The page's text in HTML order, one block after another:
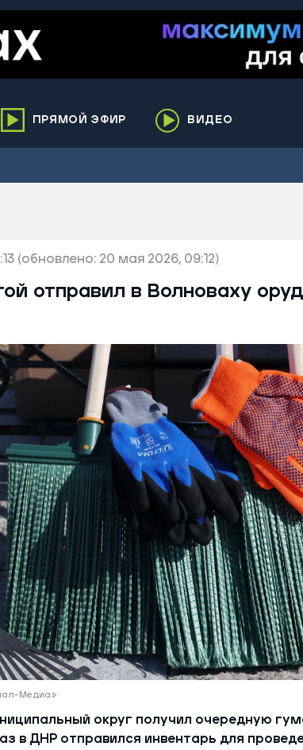
район
район
район
район
район
ПРЯМОЙ ЭФИР ВИДЕО
(обновлено: 20 мая 2026, 09:12)
отправил в Волноваху
Медиа»
округ получил очередную
в ДНР отправился инвентарь для